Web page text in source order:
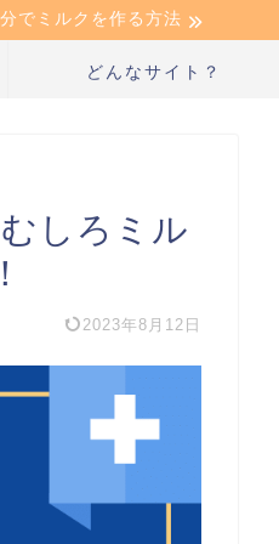
でミルクを作る方法
どんなサイト？
しろミル
2023年8月12日